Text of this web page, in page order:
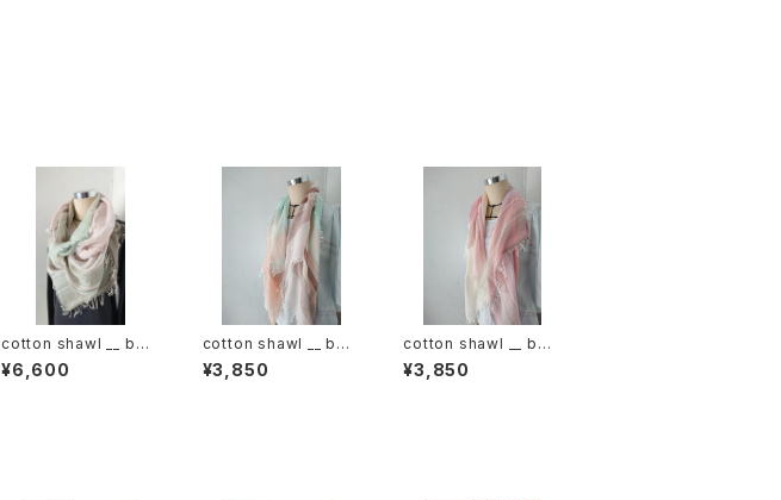
cotton shawl __ bor
der 220
¥6,600
cotton shawl __ bor
der 120 春麗w
¥3,850
cotton shawl __ bor
der 120 桜花w
¥3,850